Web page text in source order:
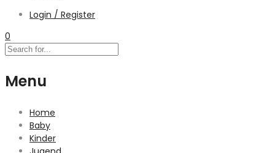
Login / Register
0
Menu
Home
Baby
Kinder